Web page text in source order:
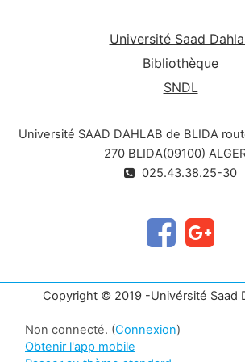
Université Saad
Bibliothèque
SNDL
Université SAAD DAHLAB de BLIDA
270 BLIDA(09100)
025.43.38.25-30
Copyright © 2019 -Univérsité Saad
Non connecté. (Connexion)
Obtenir l'app mobile